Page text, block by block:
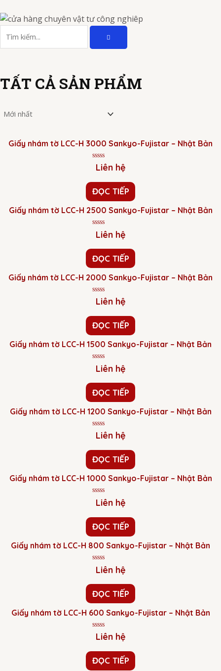
tới
dung
kiếm
TÌM
KIẾM
TẤT CẢ SẢN PHẨM
Giấy nhám tờ LCC-H 3000 Sankyo-Fujistar – Nhật Bản
Được
xếp
0
5
sao
Liên hệ
ĐỌC TIẾP
Giấy nhám tờ LCC-H 2500 Sankyo-Fujistar – Nhật Bản
Được
xếp
5
sao
Liên hệ
ĐỌC TIẾP
Giấy nhám tờ LCC-H 2000 Sankyo-Fujistar – Nhật Bản
Được
xếp
0
5
sao
Liên hệ
ĐỌC TIẾP
Giấy nhám tờ LCC-H 1500 Sankyo-Fujistar – Nhật Bản
Được
xếp
5
sao
Liên hệ
ĐỌC TIẾP
Giấy nhám tờ LCC-H 1200 Sankyo-Fujistar – Nhật Bản
Được
xếp
0
5
sao
Liên hệ
ĐỌC TIẾP
Giấy nhám tờ LCC-H 1000 Sankyo-Fujistar – Nhật Bản
Được
xếp
0
5
sao
Liên hệ
ĐỌC TIẾP
Giấy nhám tờ LCC-H 800 Sankyo-Fujistar – Nhật Bản
Được
xếp
0
5
sao
Liên hệ
ĐỌC TIẾP
Giấy nhám tờ LCC-H 600 Sankyo-Fujistar – Nhật Bản
Được
xếp
0
5
sao
Liên hệ
ĐỌC TIẾP